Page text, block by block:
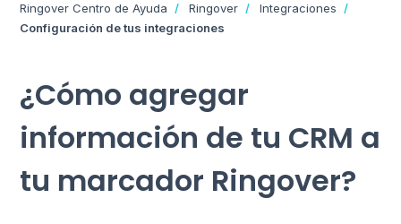
Ringover Centro de Ayuda Ringover
Integraciones
Configuración de tus integraciones
¿Cómo agregar
información de tu CRM a
tu marcador Ringover?